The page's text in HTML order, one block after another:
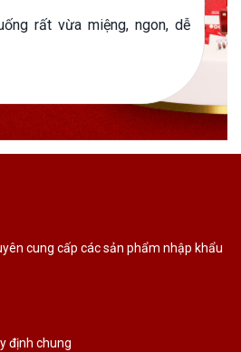
rất vừa miệng, ngon, dễ
cung cấp các sản phẩm nhập khẩu
định chung